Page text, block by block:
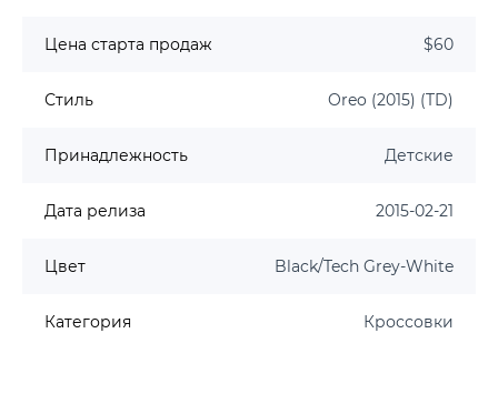
Цена старта продаж $60
Стиль Oreo (2015) (TD)
Принадлежность Детские
Дата релиза 2015-02-21
Цвет Black/Tech Grey-White
Категория Кроссовки